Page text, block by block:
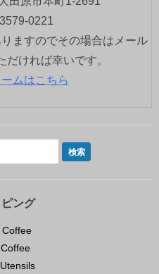
0221
ますのでその場合はメール
だければ幸いです。
ムはこちら
ング
Coffee